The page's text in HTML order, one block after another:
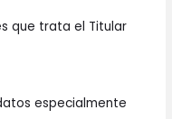
que trata el Titular
especialmente